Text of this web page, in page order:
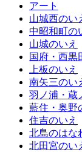
アート
山城西のい
中昭和町の
山城のいえ
国府・西黒
上板のいえ
南矢三のい
羽ノ浦・蔵
藍住・奥野
住吉のいえ
北島のはな
北田宮のい